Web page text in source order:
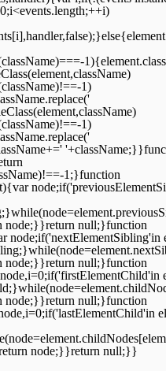
1)
1)
1;}function
node;}}return null;}function
node;if('nextElementSibling'in
node;}}return null;}function
node;}}return null;}function
node;}}return null;}}